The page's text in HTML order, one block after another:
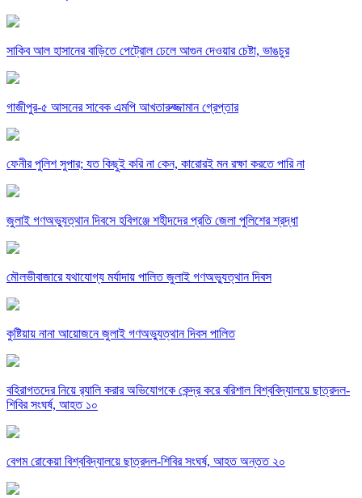
সাকিব আল হাসানের বাড়িতে পেট্রোল ঢেলে আগুন দেওয়ার চেষ্টা, ভাঙচুর
গাজীপুর-৫ আসনের সাবেক এমপি আখতারুজ্জামান গ্রেপ্তার
ফেনীর পুলিশ সুপার; যত কিছুই করি না কেন, কারোরই মন রক্ষা করতে পারি না
জুলাই গণঅভ্যুত্থান দিবসে হবিগঞ্জে শহীদদের প্রতি জেলা পুলিশের শ্রদ্ধা
মৌলভীবাজারে যথাযোগ্য মর্যাদায় পালিত জুলাই গণঅভ্যুত্থান দিবস
কুষ্টিয়ায় নানা আয়োজনে জুলাই গণঅভ্যুত্থান দিবস পালিত
বহিরাগতদের নিয়ে র‍্যালি করার অভিযোগকে কেন্দ্র করে বরিশাল বিশ্ববিদ্যালয়ে ছাত্রদল-
শিবির সংঘর্ষ, আহত ১০
বেগম রোকেয়া বিশ্ববিদ্যালয়ে ছাত্রদল-শিবির সংঘর্ষ, আহত অন্তত ২০